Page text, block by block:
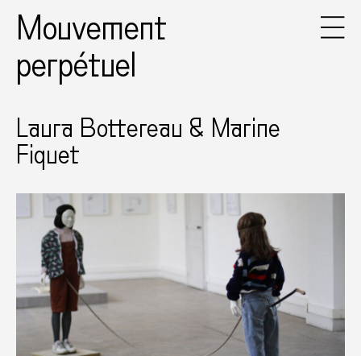
Mouvement
perpétuel
Laura Bottereau & Marine
Fiquet